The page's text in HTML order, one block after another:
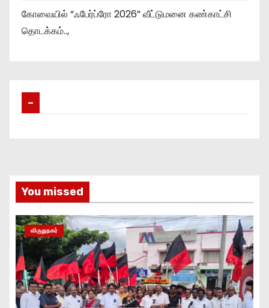
கோவையில் “ஃபேர்ப்ரோ 2026” வீட்டுமனை கண்காட்சி
தொடக்கம்..,
–
You missed
விருதுநகர்